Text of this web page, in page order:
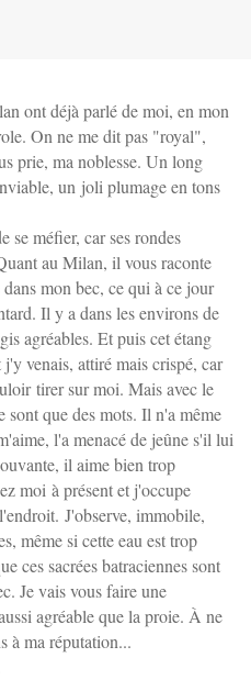
ont déjà parlé de moi, en mon
On ne me dit pas "royal",
prie, ma noblesse. Un long
un joli plumage en tons
se méfier, car ses rondes
au Milan, il vous raconte
mon bec, ce qui à ce jour
Il y a dans les environs de
agréables. Et puis cet étang
venais, attiré mais crispé, car
tirer sur moi. Mais avec le
que des mots. Il n'a même
l'a menacé de jeûne s'il lui
il aime bien trop
moi à présent et j'occupe
J'observe, immobile,
même si cette eau est trop
ces sacrées batraciennes sont
Je vais vous faire une
agréable que la proie. À ne
à ma réputation...